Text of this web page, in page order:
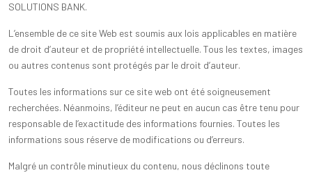
SOLUTIONS BANK.
L’ensemble de ce site Web est soumis aux lois applicables en matière
de droit d’auteur et de propriété intellectuelle. Tous les textes, images
ou autres contenus sont protégés par le droit d’auteur.
Toutes les informations sur ce site web ont été soigneusement
recherchées. Néanmoins, l’éditeur ne peut en aucun cas être tenu pour
responsable de l’exactitude des informations fournies. Toutes les
informations sous réserve de modifications ou d’erreurs.
Malgré un contrôle minutieux du contenu, nous déclinons toute